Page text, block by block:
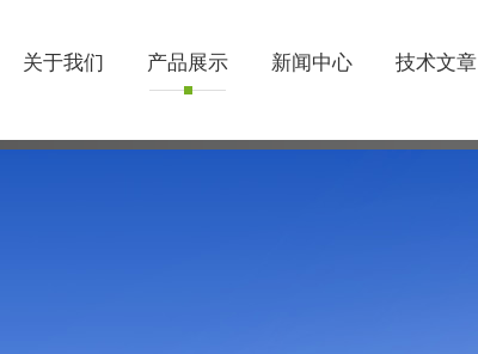
关于我们 产品展示 新闻中心 技术文章